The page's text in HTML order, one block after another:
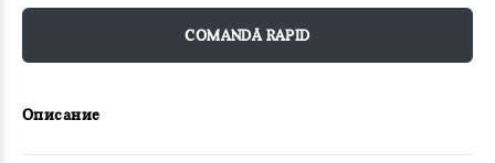
COMANDĂ RAPID
Описание